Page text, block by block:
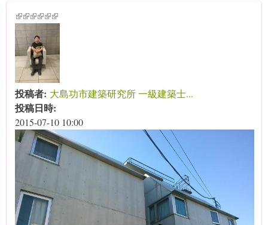
(link is external)
(link is external)
(link is external)
(link is external)
(link is external)
(link is external)
投稿者: 大島功市建築研究所 一級建築士...
投稿日時:
2015-07-10 10:00